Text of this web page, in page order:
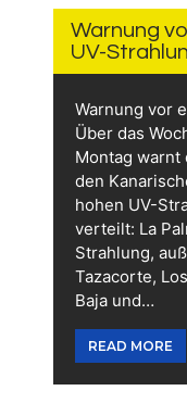
Warnung
UV-
Warnung vor
Über das
Montag warnt
den
hohen UV-
verteilt: La
Strahlung,
Tazacorte,
Baja und…
READ MORE